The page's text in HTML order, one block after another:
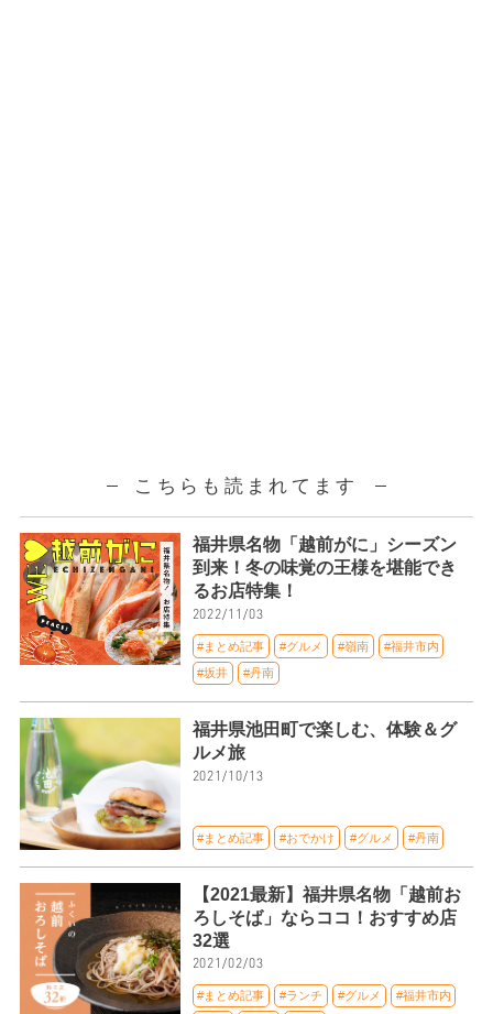
こちらも読まれてます
福井県名物「越前がに」シーズン
到来！冬の味覚の王様を堪能でき
るお店特集！
2022/11/03
#まとめ記事 #グルメ #嶺南 #福井市内
#坂井 #丹南
福井県池田町で楽しむ、体験＆グ
ルメ旅
2021/10/13
#まとめ記事 #おでかけ #グルメ #丹南
【2021最新】福井県名物「越前お
ろしそば」ならココ！おすすめ店
32選
2021/02/03
#まとめ記事 #ランチ #グルメ #福井市内